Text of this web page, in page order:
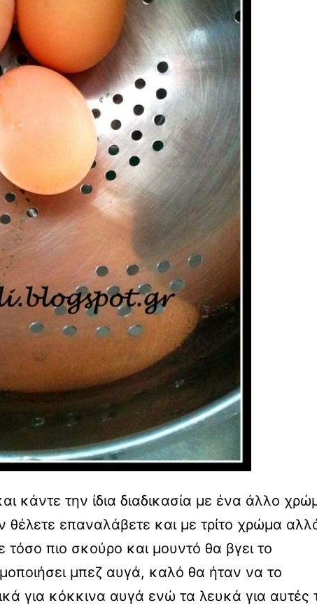
κάντε την ίδια διαδικασία με ένα άλλο
επαναλάβετε και με τρίτο χρώμα
πιο σκούρο και μουντό θα βγει το
μπεζ αυγά, καλό θα ήταν να το
για κόκκινα αυγά ενώ τα λευκά για αυτές